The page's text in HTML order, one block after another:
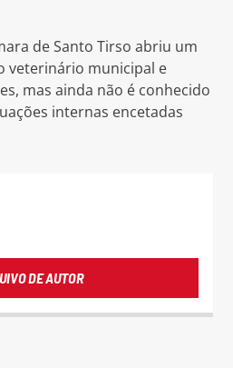
de Santo Tirso abriu um
veterinário municipal e
mas ainda não é conhecido
internas encetadas
DE AUTOR